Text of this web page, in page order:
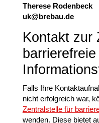
Therese Rodenbeck
uk@brebau.de
Kontakt zur
barrierefreie
Falls Ihre
nicht erfolgreich war,
Zentralstelle für
wenden. Diese bietet